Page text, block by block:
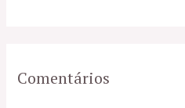
Comentários